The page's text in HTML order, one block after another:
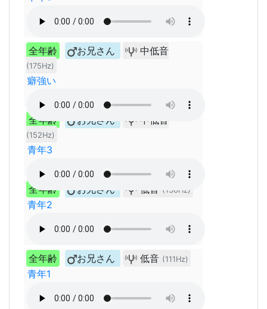
全年齢 お兄さん 中低音
(175Hz)
癖強い
全年齢 お兄さん 中低音
(152Hz)
青年3
全年齢 お兄さん 低音 (136Hz)
青年2
全年齢 お兄さん 低音 (111Hz)
青年1